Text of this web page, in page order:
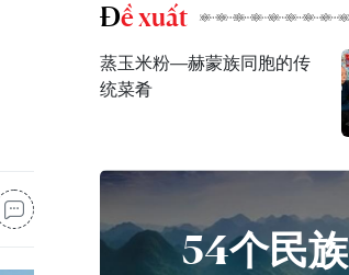
Đề xuất
蒸玉米粉—赫蒙族同胞的传
统菜肴
54个民族